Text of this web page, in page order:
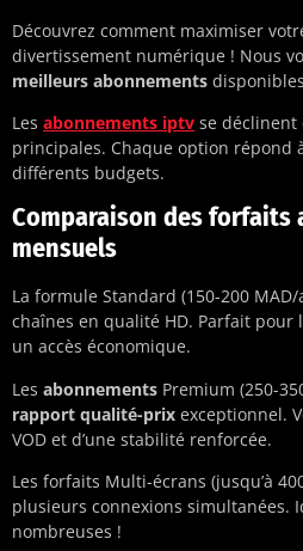
Découvrez comment maximiser
divertissement numérique ! Nous
meilleurs abonnements
Les abonnements iptv se déclinent
principales. Chaque option répond
différents budgets.
Comparaison des forfaits
mensuels
La formule Standard (150-200
chaînes en qualité HD. Parfait
un accès économique.
Les abonnements Premium (250-
rapport qualité-prix exceptionnel.
VOD et d’une stabilité renforcée.
Les forfaits Multi-écrans (jusqu’à
plusieurs connexions simultanées.
nombreuses !